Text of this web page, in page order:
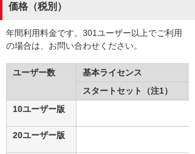
価格（税別）
年間利用料金です。301ユーザー以上でご利用
の場合は、お問い合わせください。
ユーザー数
基本ライセンス
スタートセット（注1）
10ユーザー版
20ユーザー版